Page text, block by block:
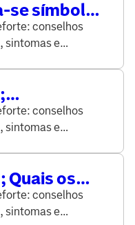
se símbolo
o
conselhos
sintomas e
não
conselhos
sintomas e
Quais os
os
de
conselhos
sintomas e